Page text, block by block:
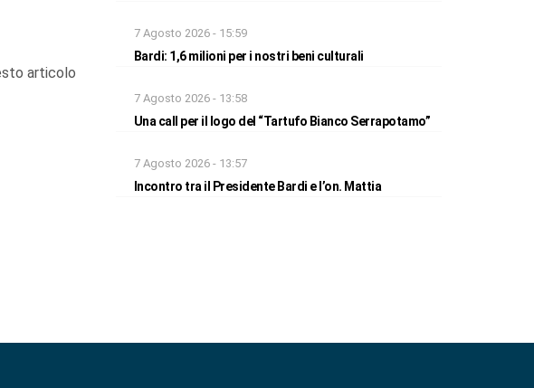
articolo
7 Agosto 2026 - 15:59
Bardi: 1,6 milioni per i nostri beni culturali
7 Agosto 2026 - 13:58
Una call per il logo del “Tartufo Bianco Serrapotamo”
7 Agosto 2026 - 13:57
Incontro tra il Presidente Bardi e l’on. Mattia